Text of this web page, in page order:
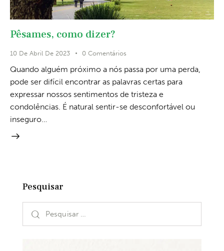
Pêsames, como dizer?
10 De Abril De 2023 0 Comentários
Quando alguém próximo a nós passa por uma perda,
pode ser difícil encontrar as palavras certas para
expressar nossos sentimentos de tristeza e
condolências. É natural sentir-se desconfortável ou
inseguro…
Pesquisar